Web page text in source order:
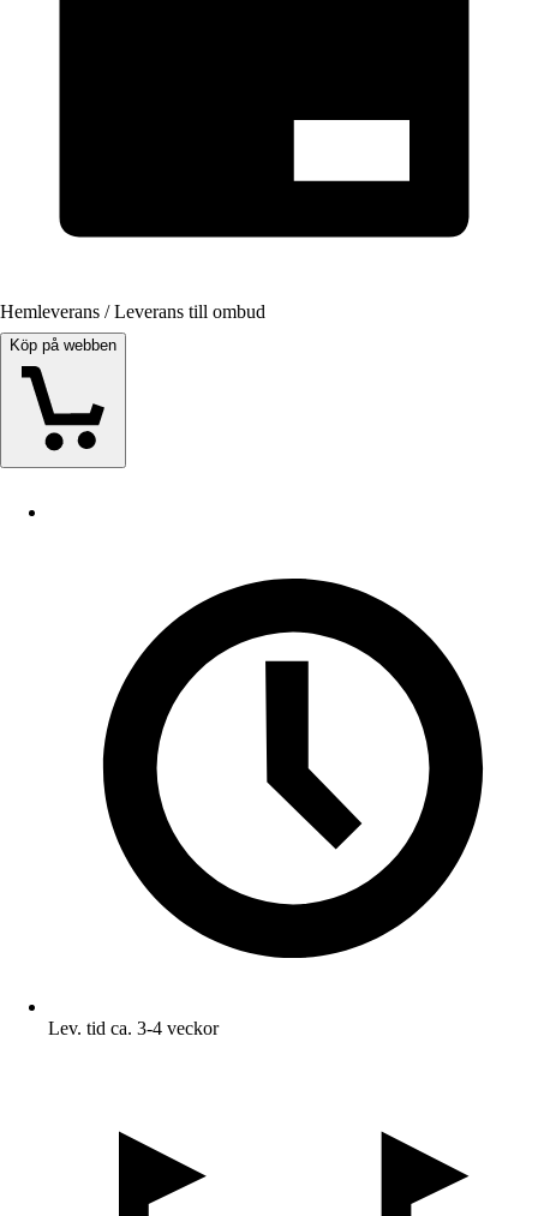
Hemleverans / Leverans till ombud
Köp på webben
Lev. tid ca. 3-4 veckor